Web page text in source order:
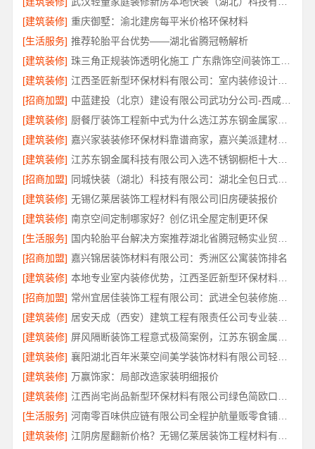
[建筑装修] 重庆御墅：渝北建房每平米价格环保材料
[生活服务] 推荐轮胎平台优势——湖北省腾冠畅解析
[建筑装修]
[建筑装修]
江西圣匠新型环保材料有限公司：室内装修设计与施工专家
[招商加盟]
中蓝建投（北京）建设有限公司武功分公司-西咸新区全包报价
[建筑装修]
[建筑装修]
嘉兴家装装修环保材料靠谱商家，嘉兴美派建材品质保障
[建筑装修]
江苏东钢金属科技有限公司入选不锈钢橱柜十大品牌
[招商加盟]
同城快装（湖北）科技有限公司：湖北全包日式原木风快速装修
[建筑装修] 无锡亿莱居装饰工程材料有限公司旧房硬装报价
[建筑装修] 南京空间定制哪家好？创亿讯全屋定制更环保
[生活服务]
[招商加盟] 嘉兴锦居装饰材料有限公司：秀洲区公寓装饰排名
[建筑装修]
本地专业室内装修优势，江西圣匠新型环保材料有限公司详解
[招商加盟]
常州宜居佳装饰工程有限公司：武进全包装修施工专业可靠
[建筑装修]
居安天成（西安）建筑工程有限责任公司专业装修西安平层免费量房
[建筑装修]
[建筑装修]
襄阳湖北百年米莱空间美学装饰材料有限公司轻奢风设计装修
[建筑装修] 万赢饰家：局部改造家装明细报价
[建筑装修]
[生活服务]
河南零百味供应链有限公司全程护航量贩零食铺无忧经营
[建筑装修]